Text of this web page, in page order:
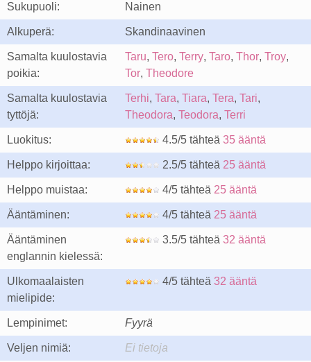
Sukupuoli: Nainen
Alkuperä: Skandinaavinen
Samalta kuulostavia
poikia:
Taru, Tero, Terry, Taro, Thor, Troy,
Tor, Theodore
Samalta kuulostavia
tyttöjä:
Terhi, Tara, Tiara, Tera, Tari,
Theodora, Teodora, Terri
Luokitus: 4.5/5 tähteä 35 ääntä
Helppo kirjoittaa: 2.5/5 tähteä 25 ääntä
Helppo muistaa: 4/5 tähteä 25 ääntä
Ääntäminen: 4/5 tähteä 25 ääntä
Ääntäminen
englannin kielessä:
3.5/5 tähteä 32 ääntä
Ulkomaalaisten
mielipide:
4/5 tähteä 32 ääntä
Lempinimet: Fyyrä
Veljen nimiä: Ei tietoja